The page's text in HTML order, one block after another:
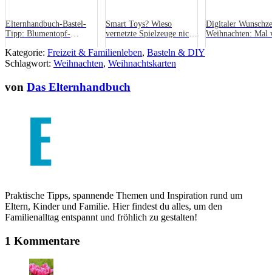
Elternhandbuch-Bastel-
Tipp: Blumentopf-
Smart Toys? Wieso
vernetzte Spielzeuge nicht
Weihnachtsbaum gehören
Digitaler
Weihnachten: Mal
Kategorie: Freizeit & Familienleben, Basteln & DIY
Schlagwort: Weihnachten, Weihnachtskarten
von Das Elternhandbuch
Praktische Tipps, spannende Themen und Inspiration rund um
Eltern, Kinder und Familie. Hier findest du alles, um den
Familienalltag entspannt und fröhlich zu gestalten!
1 Kommentare